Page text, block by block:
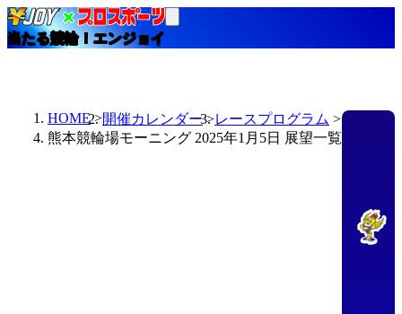
当たる競輪！エンジョイ
HOME 開催カレンダー
レースプログラム
熊本競輪場モーニング 2025年1月5日 展望一覧